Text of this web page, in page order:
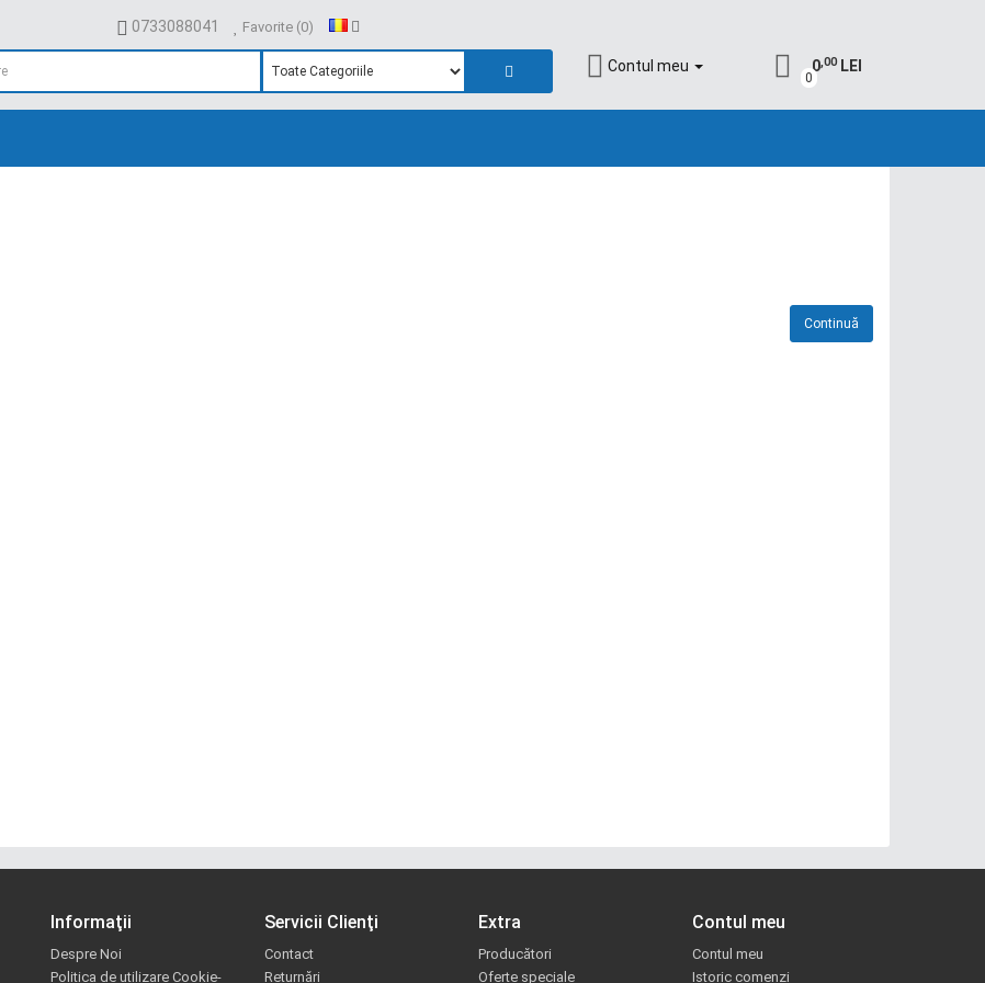
0733088041 Favorite (0)
Contul meu
0
0,00LEI
Continuă
Informaţii
Despre Noi
Politica de utilizare Cookie-
Servicii Clienţi
Contact
Returnări
Extra
Producători
Oferte speciale
Contul meu
Contul meu
Istoric comenzi